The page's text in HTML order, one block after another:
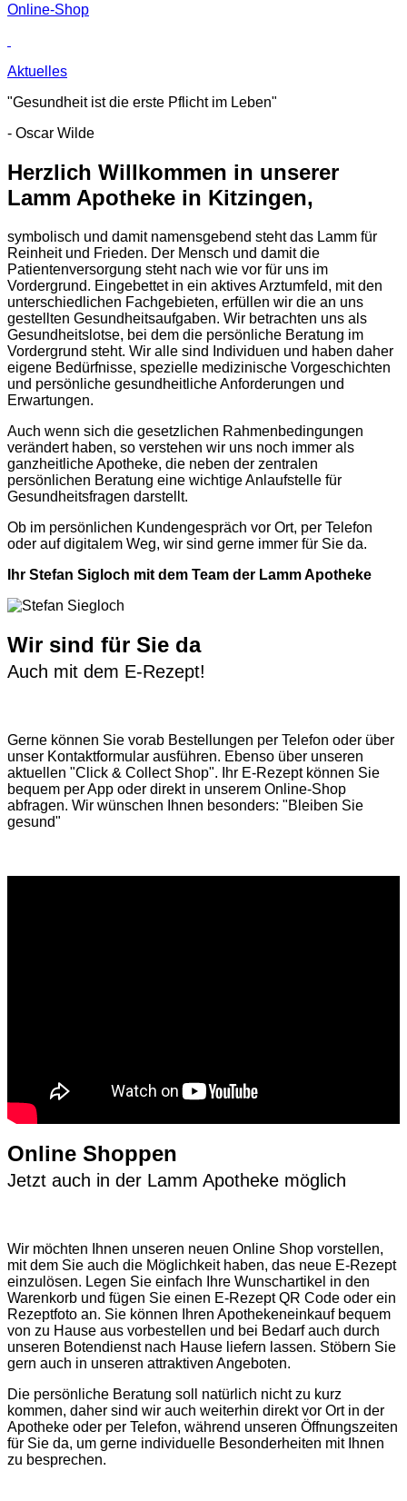
Online-Shop
Aktuelles
"Gesundheit ist die erste Pflicht im Leben"
- Oscar Wilde
Herzlich Willkommen in unserer
Lamm Apotheke in Kitzingen,
symbolisch und damit namensgebend steht das Lamm für
Reinheit und Frieden. Der Mensch und damit die
Patientenversorgung steht nach wie vor für uns im
Vordergrund. Eingebettet in ein aktives Arztumfeld, mit den
unterschiedlichen Fachgebieten, erfüllen wir die an uns
gestellten Gesundheitsaufgaben. Wir betrachten uns als
Gesundheitslotse, bei dem die persönliche Beratung im
Vordergrund steht. Wir alle sind Individuen und haben daher
eigene Bedürfnisse, spezielle medizinische Vorgeschichten
und persönliche gesundheitliche Anforderungen und
Erwartungen.
Auch wenn sich die gesetzlichen Rahmenbedingungen
verändert haben, so verstehen wir uns noch immer als
ganzheitliche Apotheke, die neben der zentralen
persönlichen Beratung eine wichtige Anlaufstelle für
Gesundheitsfragen darstellt.
Ob im persönlichen Kundengespräch vor Ort, per Telefon
oder auf digitalem Weg, wir sind gerne immer für Sie da.
Ihr Stefan Sigloch mit dem Team der Lamm Apotheke
Wir sind für Sie da
Auch mit dem E-Rezept!
Gerne können Sie vorab Bestellungen per Telefon oder über
unser Kontaktformular ausführen. Ebenso über unseren
aktuellen "Click & Collect Shop". Ihr E-Rezept können Sie
bequem per App oder direkt in unserem Online-Shop
abfragen. Wir wünschen Ihnen besonders: "Bleiben Sie
gesund"
Online Shoppen
Jetzt auch in der Lamm Apotheke möglich
Wir möchten Ihnen unseren neuen Online Shop vorstellen,
mit dem Sie auch die Möglichkeit haben, das neue E-Rezept
einzulösen. Legen Sie einfach Ihre Wunschartikel in den
Warenkorb und fügen Sie einen E-Rezept QR Code oder ein
Rezeptfoto an. Sie können Ihren Apothekeneinkauf bequem
von zu Hause aus vorbestellen und bei Bedarf auch durch
unseren Botendienst nach Hause liefern lassen. Stöbern Sie
gern auch in unseren attraktiven Angeboten.
Die persönliche Beratung soll natürlich nicht zu kurz
kommen, daher sind wir auch weiterhin direkt vor Ort in der
Apotheke oder per Telefon, während unseren Öffnungszeiten
für Sie da, um gerne individuelle Besonderheiten mit Ihnen
zu besprechen.